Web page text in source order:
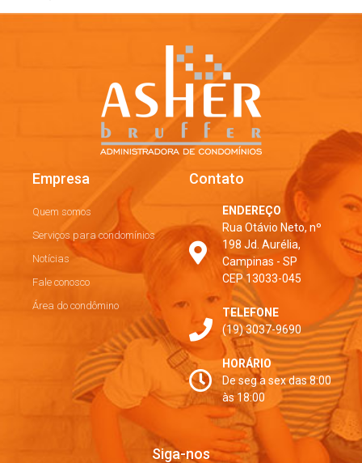
Empresa
Quem somos
Serviços para condomínios
Notícias
Fale conosco
Área do condômino
Contato
ENDEREÇO
Rua Otávio Neto, nº
198 Jd. Aurélia,
Campinas - SP
CEP 13033-045
TELEFONE
(19) 3037-9690
HORÁRIO
De seg a sex das 8:00
às 18:00
Siga-nos